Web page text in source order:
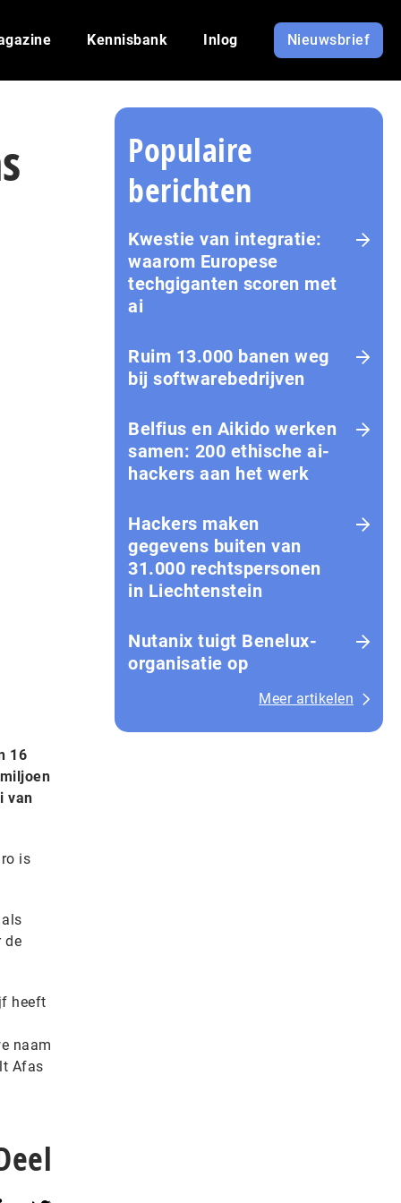
Kennisbank Inlog Nieuwsbrief
16
van
is
de
heeft
naam
Afas
Populaire
berichten
Kwestie van integratie:
waarom Europese
techgiganten scoren met
ai
Ruim 13.000 banen weg
bij softwarebedrijven
Belfius en Aikido werken
samen: 200 ethische ai-
hackers aan het werk
Hackers maken
gegevens buiten van
31.000 rechtspersonen
in Liechtenstein
Nutanix tuigt Benelux-
organisatie op
Meer artikelen